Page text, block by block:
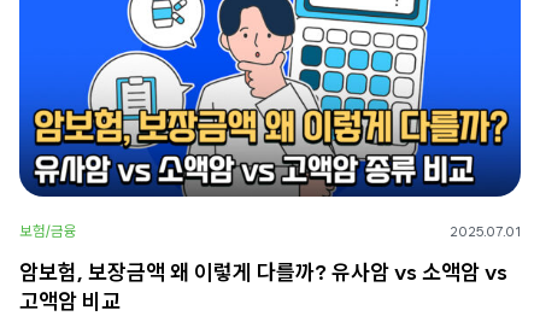
보험/금융 2025.07.01
암보험, 보장금액 왜 이렇게 다를까? 유사암 vs 소액암 vs
고액암 비교